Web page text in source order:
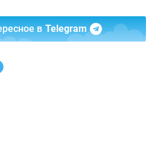
в Telegram